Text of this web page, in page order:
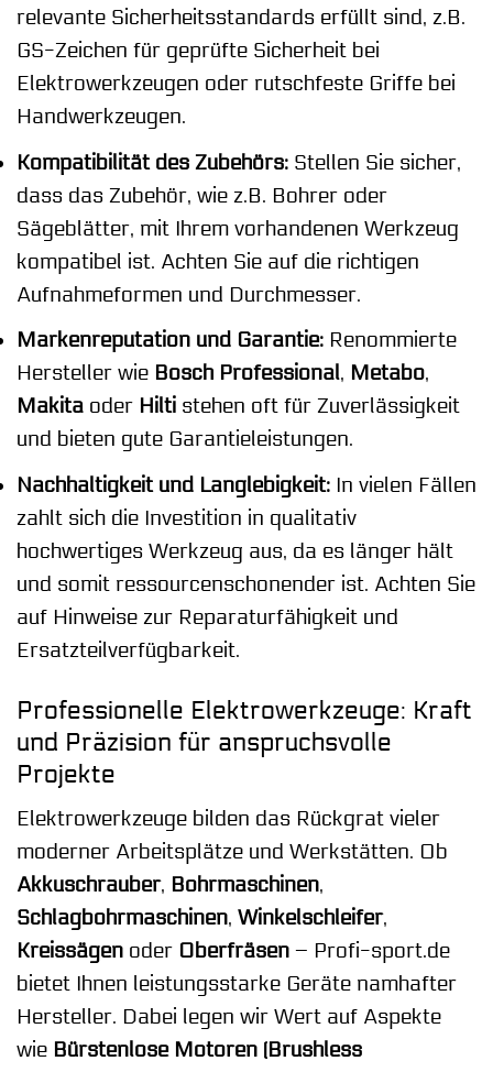
relevante Sicherheitsstandards erfüllt sind, z.B.
GS-Zeichen für geprüfte Sicherheit bei
Elektrowerkzeugen oder rutschfeste Griffe bei
Handwerkzeugen.
Kompatibilität des Zubehörs: Stellen Sie sicher,
dass das Zubehör, wie z.B. Bohrer oder
Sägeblätter, mit Ihrem vorhandenen Werkzeug
kompatibel ist. Achten Sie auf die richtigen
Aufnahmeformen und Durchmesser.
Markenreputation und Garantie: Renommierte
Hersteller wie Bosch Professional, Metabo,
Makita oder Hilti stehen oft für Zuverlässigkeit
und bieten gute Garantieleistungen.
Nachhaltigkeit und Langlebigkeit: In vielen Fällen
zahlt sich die Investition in qualitativ
hochwertiges Werkzeug aus, da es länger hält
und somit ressourcenschonender ist. Achten Sie
auf Hinweise zur Reparaturfähigkeit und
Ersatzteilverfügbarkeit.
Professionelle Elektrowerkzeuge: Kraft
und Präzision für anspruchsvolle
Projekte
Elektrowerkzeuge bilden das Rückgrat vieler
moderner Arbeitsplätze und Werkstätten. Ob
Akkuschrauber, Bohrmaschinen,
Schlagbohrmaschinen, Winkelschleifer,
Kreissägen oder Oberfräsen – Profi-sport.de
bietet Ihnen leistungsstarke Geräte namhafter
Hersteller. Dabei legen wir Wert auf Aspekte
wie Bürstenlose Motoren (Brushless